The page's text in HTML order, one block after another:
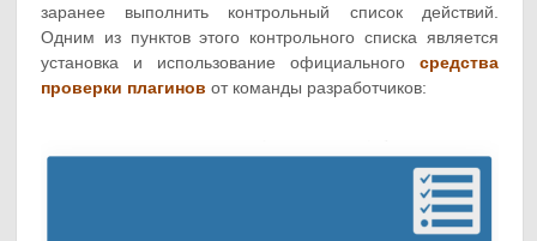
заранее выполнить контрольный список действий.
Одним из пунктов этого контрольного списка является
установка и использование официального средства
проверки плагинов от команды разработчиков: